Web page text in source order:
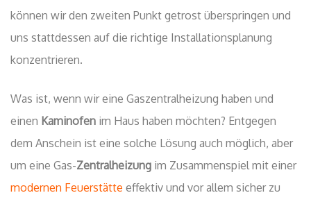
können wir den zweiten Punkt getrost überspringen und
uns stattdessen auf die richtige Installationsplanung
konzentrieren.
Was ist, wenn wir eine Gaszentralheizung haben und
einen Kaminofen im Haus haben möchten? Entgegen
dem Anschein ist eine solche Lösung auch möglich, aber
um eine Gas-Zentralheizung im Zusammenspiel mit einer
modernen Feuerstätte effektiv und vor allem sicher zu